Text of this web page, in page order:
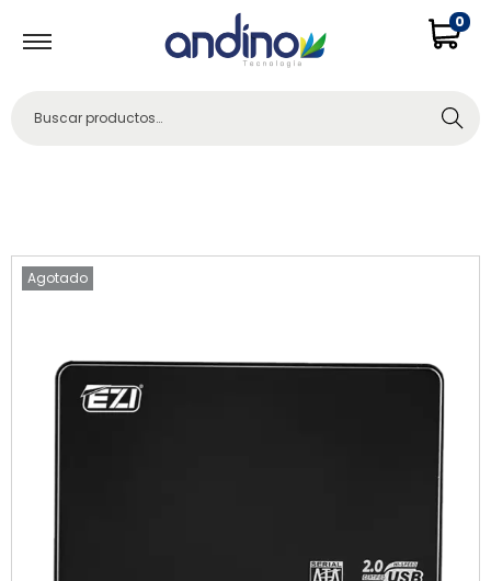
0
Buscar
Agotado